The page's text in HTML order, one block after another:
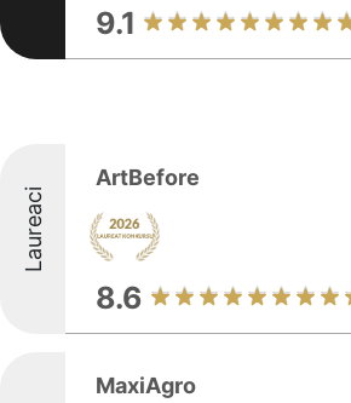
9.1
Laureaci
ArtBefore
8.6
MaxiAgro